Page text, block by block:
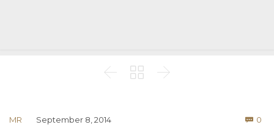
  
MR September 8, 2014  0